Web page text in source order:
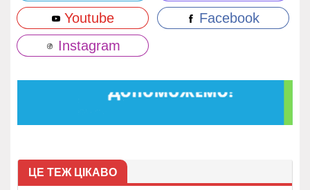
Youtube
Facebook
Instagram
ЦЕ ТЕЖ ЦІКАВО